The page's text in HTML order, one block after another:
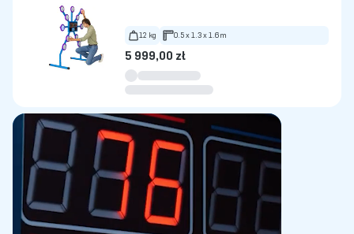
12 kg 0.5 x 1.3 x 1.6m
5 999,00 zł